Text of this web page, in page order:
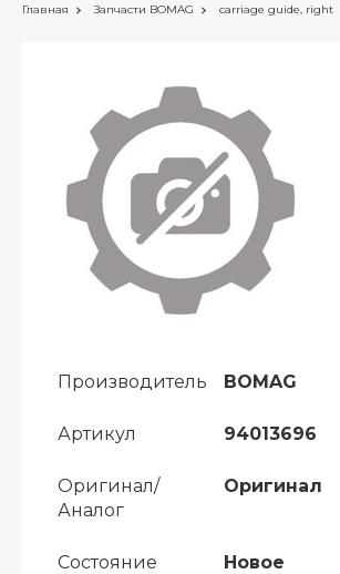
Главная Запчасти BOMAG carriage guide, right
Производитель BOMAG
Артикул 94013696
Оригинал/
Аналог
Оригинал
Состояние Новое